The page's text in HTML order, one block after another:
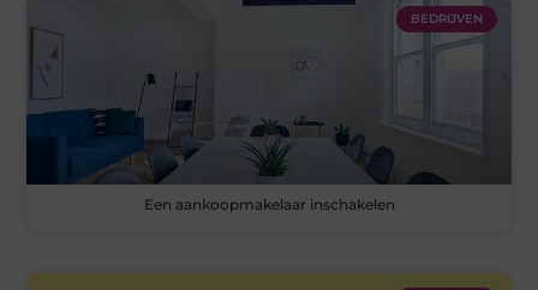
BEDRIJVEN
Een aankoopmakelaar inschakelen